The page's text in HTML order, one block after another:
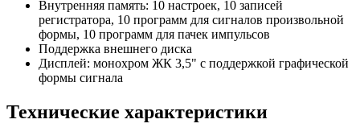
Внутренняя память: 10 настроек, 10 записей
регистратора, 10 программ для сигналов произвольной
формы, 10 программ для пачек импульсов
Поддержка внешнего диска
Дисплей: монохром ЖК 3,5" с поддержкой графической
формы сигнала
Технические характеристики